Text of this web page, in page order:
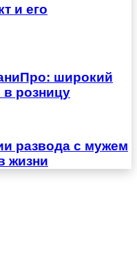
и его
широкий
розницу
развода с мужем
жизни